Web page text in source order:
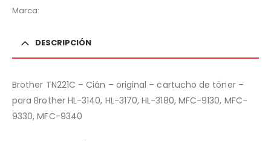
Marca:
DESCRIPCIÓN
Brother TN221C – Cián – original – cartucho de tóner –
para Brother HL-3140, HL-3170, HL-3180, MFC-9130, MFC-
9330, MFC-9340